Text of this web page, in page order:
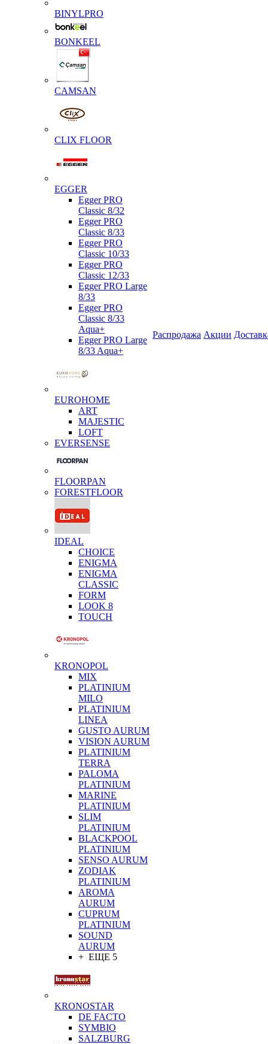
BINYLPRO
BONKEEL
CAMSAN
CLIX FLOOR
EGGER
Egger PRO
Classic 8/32
Egger PRO
Classic 8/33
Egger PRO
Classic 10/33
Egger PRO
Classic 12/33
Egger PRO Large
8/33
Egger PRO
Classic 8/33
Aqua+
Egger PRO Large
8/33 Aqua+
EUROHOME
ART
MAJESTIC
LOFT
EVERSENSE
FLOORPAN
FORESTFLOOR
IDEAL
CHOICE
ENIGMA
ENIGMA
CLASSIC
FORM
LOOK 8
TOUCH
KRONOPOL
MIX
PLATINIUM
MILO
PLATINIUM
LINEA
GUSTO AURUM
VISION AURUM
PLATINIUM
TERRA
PALOMA
PLATINIUM
MARINE
PLATINIUM
SLIM
PLATINIUM
BLACKPOOL
PLATINIUM
SENSO AURUM
ZODIAK
PLATINIUM
AROMA
AURUM
CUPRUM
PLATINIUM
SOUND
AURUM
+ ЕЩЕ 5
KRONOSTAR
DE FACTO
SYMBIO
SALZBURG
Распродажа Акции